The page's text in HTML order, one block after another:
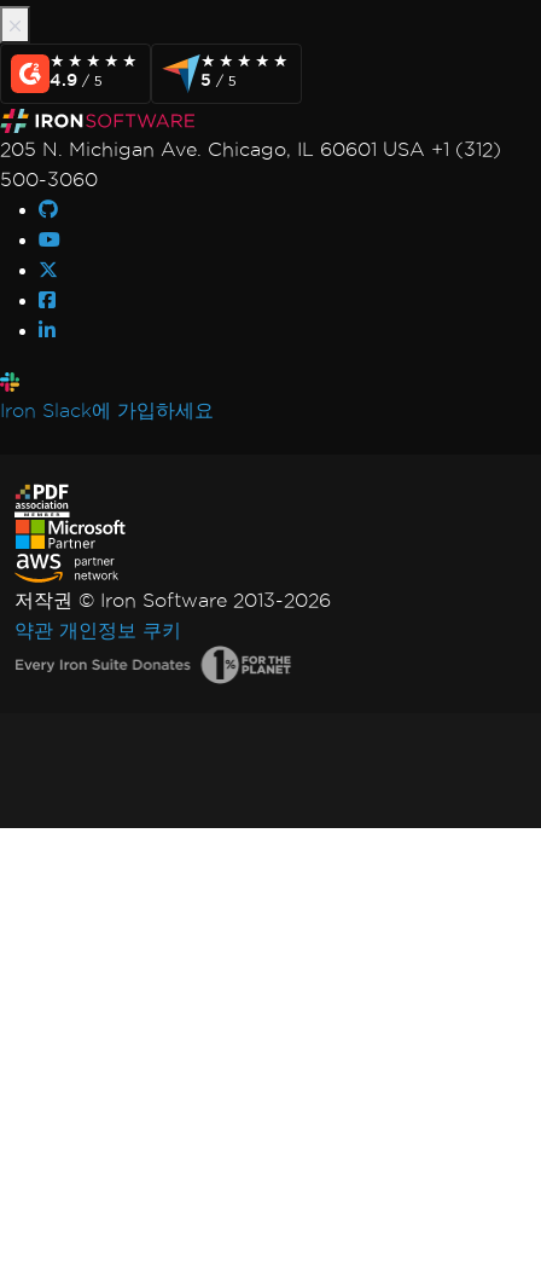
★★★★★
★★★★★
4.9 / 5
★★★★★
★★★★★
5 / 5
205 N. Michigan Ave. Chicago, IL 60601 USA +1 (312)
500-3060
Iron Slack에 가입하세요
저작권 © Iron Software 2013-2026
약관 개인정보 쿠키